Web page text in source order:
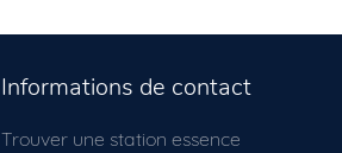
Informations de contact
Trouver une station essence